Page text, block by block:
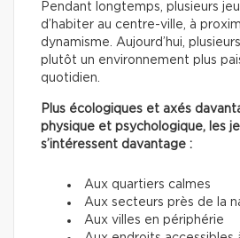
Pendant longtemps, plusieurs
d’habiter au centre-ville, à
dynamisme. Aujourd’hui,
plutôt un environnement plus
quotidien.
Plus écologiques et axés
physique et psychologique, les
s’intéressent davantage :
Aux quartiers calmes
Aux secteurs près de la
Aux villes en périphérie